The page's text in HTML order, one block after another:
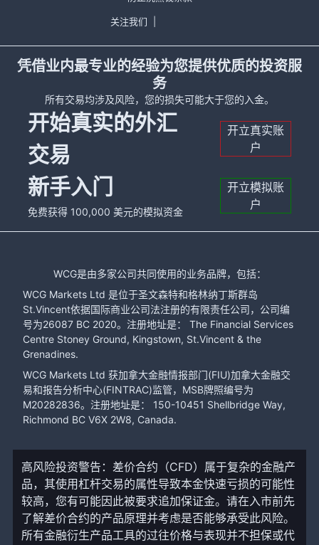
关注我们
凭借业内最专业的经验为您提供优质的投资服
务
所有交易均涉及风险，您的损失可能大于您的入金。
开始真实的外汇
交易
开立真实账
户
新手入门
免费获得 100,000 美元的模拟资金
开立模拟账
户
WCG是由多家公司共同使用的业务品牌，包括：
WCG Markets Ltd 是位于圣文森特和格林纳丁斯群岛
St.Vincent依据国际商业公司法注册的有限责任公司，公司编
号为26087 BC 2020。注册地址是： The Financial Services
Centre Stoney Ground, Kingstown, St.Vincent & the
Grenadines.
WCG Markets Ltd 获加拿大金融情报部门(FIU)加拿大金融交
易和报告分析中心(FINTRAC)监管，MSB牌照编号为
M20282836。注册地址是： 150-10451 Shellbridge Way,
Richmond BC V6X 2W8, Canada.
高风险投资警告：差价合约（CFD）属于复杂的金融产
品，其使用杠杆交易的属性导致本金快速亏损的可能性
较高，您有可能因此被要求追加保证金。请在入市前先
了解差价合约的产品原理并考虑是否能够承受此风险。
所有金融衍生产品工具的过往价格与表现并不担保或代